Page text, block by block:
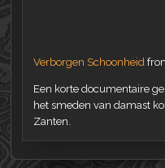
Verborgen Schoonheid
Een korte documentaire
het smeden van damast
Zanten.